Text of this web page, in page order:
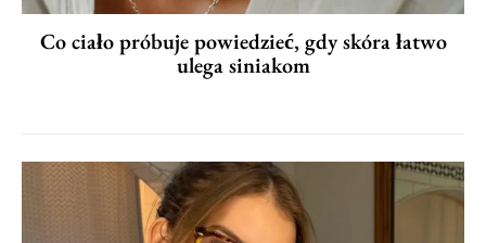
Co ciało próbuje powiedzieć, gdy skóra łatwo
ulega siniakom